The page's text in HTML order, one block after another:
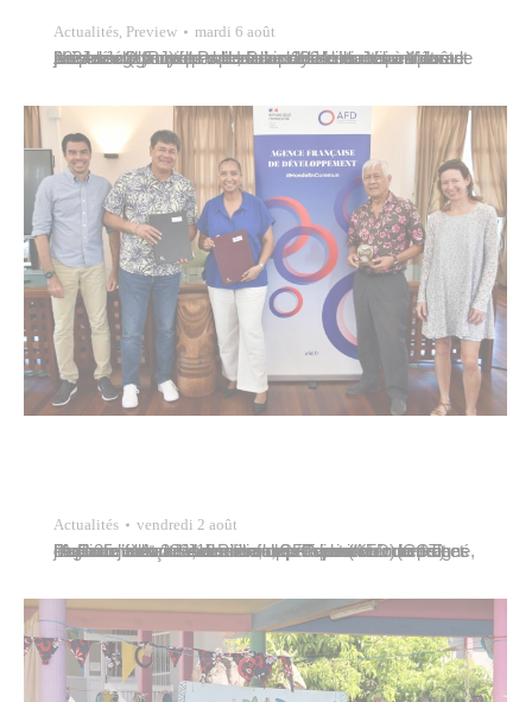
Actualités, Preview mardi 6 août
Une délégation de Papeete a défilé dimanche 4 août 2024 sur le front de mer, à l’occasion du Hiva Vaevae Arearea organisé par l’Union polynésienne pour la jeunesse (UPJ) dans le cadre des festivités entourant les Jeux Olympiques de Paris 2024. Ils étaient plus de près de deux cents danseuses et danseurs à s’être préparés…
Actualités vendredi 2 août
La Communauté de communes Teporionu’u (CCT) et l’Agence française de développement (AFD) ont signé, jeudi 25 juillet 2024 à Pirae, une Convention de prêt d’un montant de 1,19 milliard CFP pour étendre le réseau d’assainissement collectif vers les communes de Pirae et Arue. Jules Ienfa, 9e adjoint au maire de Papeete et l’un des deux vice-présidents…